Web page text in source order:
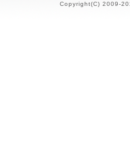
Copyright(C) 2009-